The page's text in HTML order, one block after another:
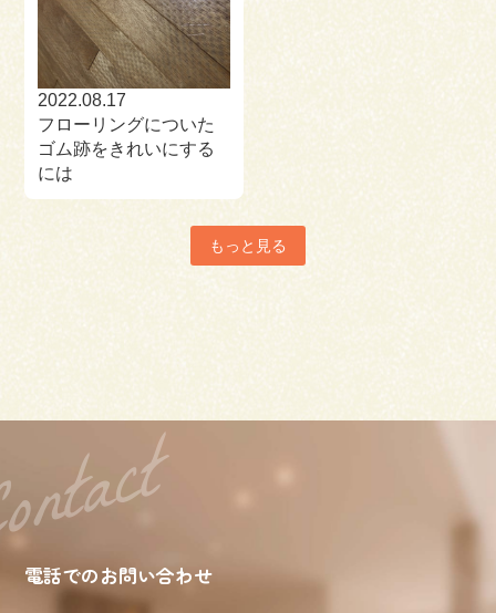
2022.08.17
フローリングについた
ゴム跡をきれいにする
には
もっと見る
電話でのお問い合わせ